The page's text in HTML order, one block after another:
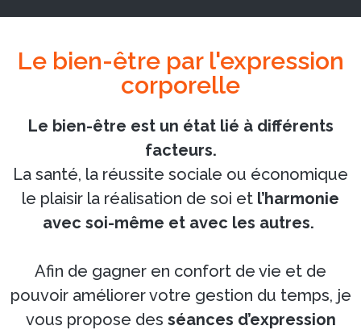
Le bien-être par l'expression
corporelle
Le bien-être est un état lié à différents
facteurs.
La santé, la réussite sociale ou économique
le plaisir la réalisation de soi et l’harmonie
avec soi-même et avec les autres.
Afin de gagner en confort de vie et de
pouvoir améliorer votre gestion du temps, je
vous propose des séances d’expression